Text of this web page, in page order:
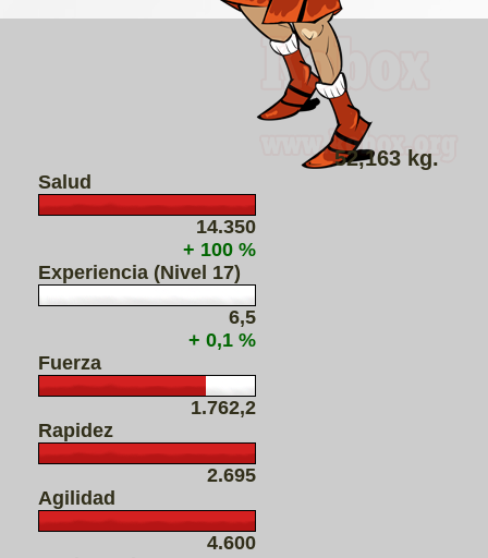
52,163 kg.
Salud
14.350
+ 100 %
Experiencia (Nivel 17)
6,5
+ 0,1 %
Fuerza
1.762,2
Rapidez
2.695
Agilidad
4.600